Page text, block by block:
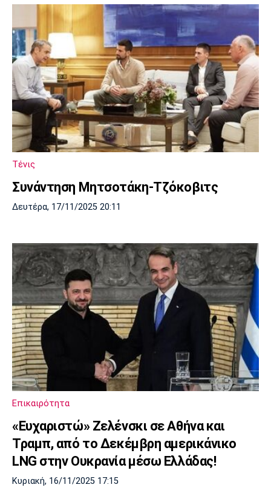
Τένις
Συνάντηση Μητσοτάκη-Τζόκοβιτς
Δευτέρα, 17/11/2025 20:11
Επικαιρότητα
«Ευχαριστώ» Ζελένσκι σε Αθήνα και
Τραμπ, από το Δεκέμβρη αμερικάνικο
LNG στην Ουκρανία μέσω Ελλάδας!
Κυριακή, 16/11/2025 17:15